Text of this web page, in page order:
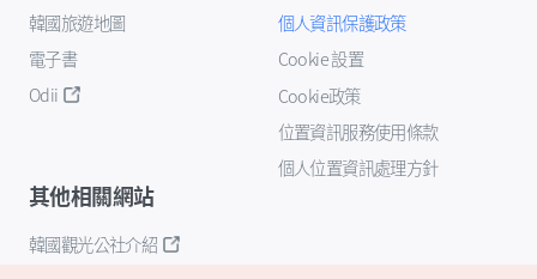
韓國旅遊地圖
電子書
Odii
個人資訊保護政策
Cookie 設置
Cookie政策
位置資訊服務使用條款
個人位置資訊處理方針
其他相關網站
韓國觀光公社介紹